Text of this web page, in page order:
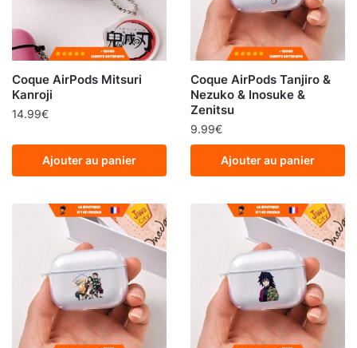
Coque AirPods Mitsuri
Kanroji
14.99€
Ajouter au panier
Coque AirPods Tanjiro &
Nezuko & Inosuke &
Zenitsu
9.99€
Ajouter au panier